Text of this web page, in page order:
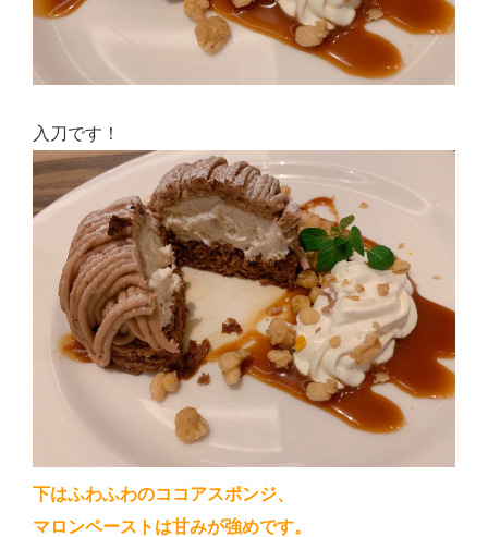
入刀です！
下はふわふわのココアスポンジ、
マロンペーストは甘みが強めです。